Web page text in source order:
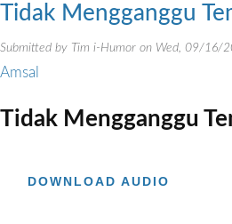
Tidak Mengganggu
Submitted by Tim i-Humor on Wed, 09/16/
Amsal
Tidak Mengganggu
DOWNLOAD AUDIO